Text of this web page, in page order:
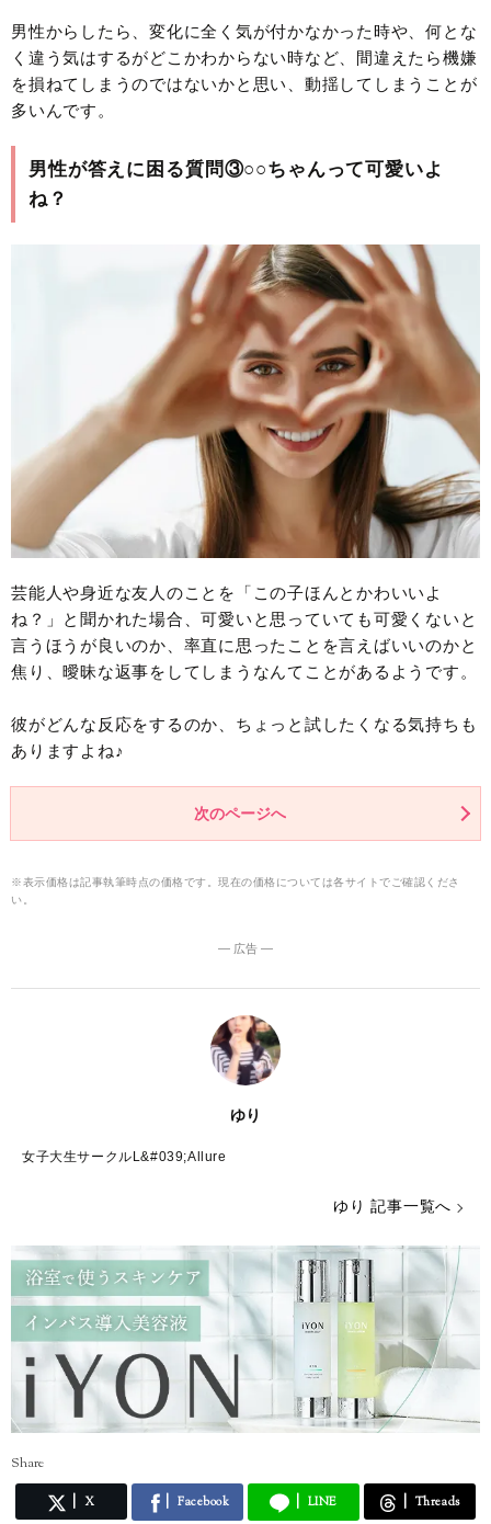
男性からしたら、変化に全く気が付かなかった時や、何とな
く違う気はするがどこかわからない時など、間違えたら機嫌
を損ねてしまうのではないかと思い、動揺してしまうことが
多いんです。
男性が答えに困る質問③○○ちゃんって可愛いよ
ね？
芸能人や身近な友人のことを「この子ほんとかわいいよ
ね？」と聞かれた場合、可愛いと思っていても可愛くないと
言うほうが良いのか、率直に思ったことを言えばいいのかと
焦り、曖昧な返事をしてしまうなんてことがあるようです。
彼がどんな反応をするのか、ちょっと試したくなる気持ちも
ありますよね♪
次のページへ
※表示価格は記事執筆時点の価格です。現在の価格については各サイトでご確認くださ
い。
― 広告 ―
ゆり
女子大生サークルL&#039;Allure
ゆり 記事一覧へ
Share
X Facebook LINE Threads